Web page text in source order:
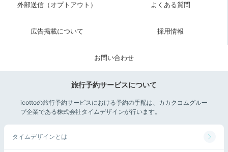
「淡路島公園」内にある「ニジゲンノモリ」はテクノロ
ちですが、ここへ来れば森の中を歩きながらゲームをし
て、体も動かせて一石二鳥！童心にかえって楽しんで。
外部送信（オプトアウト） よくある質問
広告掲載について 採用情報
お問い合わせ
旅行予約サービスについて
icottoの旅行予約サービスにおける予約の手配は、カカクコムグルー
プ企業である株式会社タイムデザインが行います。
タイムデザインとは